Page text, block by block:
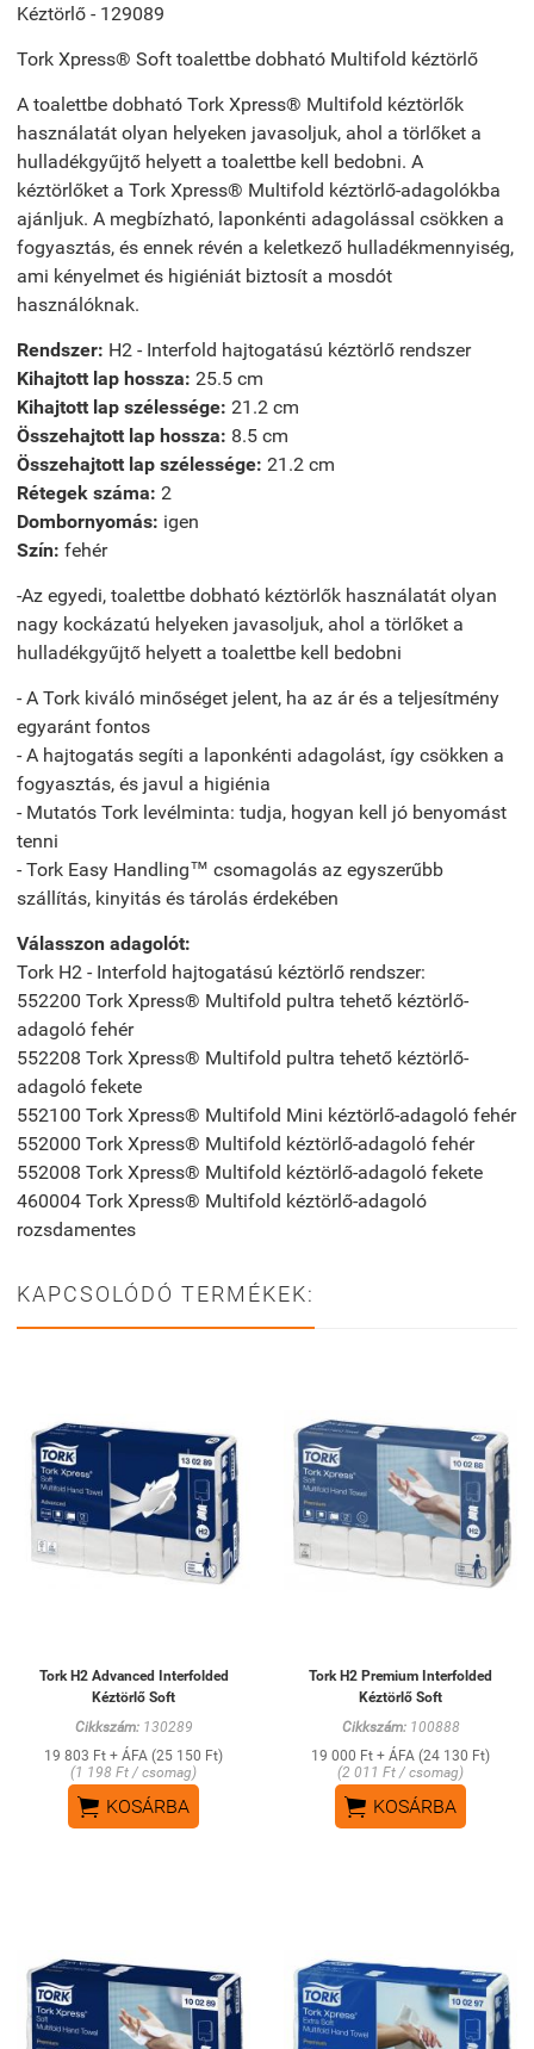
Kéztörlő - 129089
Tork Xpress® Soft toalettbe dobható Multifold kéztörlő
A toalettbe dobható Tork Xpress® Multifold kéztörlők
használatát olyan helyeken javasoljuk, ahol a törlőket a
hulladékgyűjtő helyett a toalettbe kell bedobni. A
kéztörlőket a Tork Xpress® Multifold kéztörlő-adagolókba
ajánljuk. A megbízható, laponkénti adagolással csökken a
fogyasztás, és ennek révén a keletkező hulladékmennyiség,
ami kényelmet és higiéniát biztosít a mosdót
használóknak.
Rendszer: H2 - Interfold hajtogatású kéztörlő rendszer
Kihajtott lap hossza: 25.5 cm
Kihajtott lap szélessége: 21.2 cm
Összehajtott lap hossza: 8.5 cm
Összehajtott lap szélessége: 21.2 cm
Rétegek száma: 2
Dombornyomás: igen
Szín: fehér
-Az egyedi, toalettbe dobható kéztörlők használatát olyan
nagy kockázatú helyeken javasoljuk, ahol a törlőket a
hulladékgyűjtő helyett a toalettbe kell bedobni
- A Tork kiváló minőséget jelent, ha az ár és a teljesítmény
egyaránt fontos
- A hajtogatás segíti a laponkénti adagolást, így csökken a
fogyasztás, és javul a higiénia
- Mutatós Tork levélminta: tudja, hogyan kell jó benyomást
tenni
- Tork Easy Handling™ csomagolás az egyszerűbb
szállítás, kinyitás és tárolás érdekében
Válasszon adagolót:
Tork H2 - Interfold hajtogatású kéztörlő rendszer:
552200 Tork Xpress® Multifold pultra tehető kéztörlő-
adagoló fehér
552208 Tork Xpress® Multifold pultra tehető kéztörlő-
adagoló fekete
552100 Tork Xpress® Multifold Mini kéztörlő-adagoló fehér
552000 Tork Xpress® Multifold kéztörlő-adagoló fehér
552008 Tork Xpress® Multifold kéztörlő-adagoló fekete
460004 Tork Xpress® Multifold kéztörlő-adagoló
rozsdamentes
KAPCSOLÓDÓ TERMÉKEK:
Tork H2 Advanced Interfolded
Kéztörlő Soft
Cikkszám:130289
19 803 Ft + ÁFA (25 150 Ft)
(1 198 Ft / csomag)
 KOSÁRBA
Tork H2 Premium Interfolded
Kéztörlő Soft
Cikkszám:100888
19 000 Ft + ÁFA (24 130 Ft)
(2 011 Ft / csomag)
 KOSÁRBA